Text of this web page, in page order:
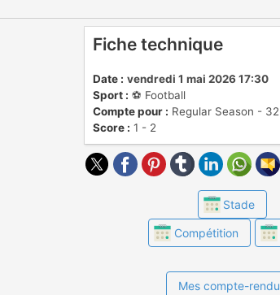
Fiche technique
Date : vendredi 1 mai 2026 17:30
Sport : ⚽️ Football
Compte pour : Regular Season - 32
Score : 1 - 2
Stade
Compétition
Mes compte-